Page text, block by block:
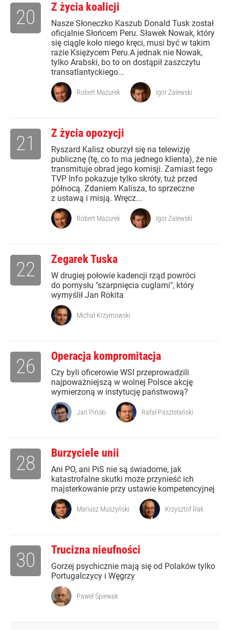
Z życia koalicji
Nasze Słoneczko Kaszub Donald Tusk został
oficjalnie Słońcem Peru. Sławek Nowak, który
się ciągle koło niego kręci, musi być w takim
razie Księżycem Peru.A jednak nie Nowak,
tylko Arabski, bo to on dostąpił zaszczytu
transatlantyckiego...
20
Robert Mazurek Igor Zalewski
Z życia opozycji
Ryszard Kalisz oburzył się na telewizję
publicznę (tę, co to ma jednego klienta), że nie
transmituje obrad jego komisji. Zamiast tego
TVP Info pokazuje tylko skróty, tuż przed
północą. Zdaniem Kalisza, to sprzeczne
z ustawą i misją. Wręcz...
21
Robert Mazurek Igor Zalewski
Zegarek Tuska
W drugiej połowie kadencji rząd powróci
do pomysłu "szarpnięcia cuglami", który
wymyślił Jan Rokita
22
Michał Krzymowski
Operacja kompromitacja
Czy byli oficerowie WSI przeprowadzili
najpoważniejszą w wolnej Polsce akcję
wymierzoną w instytucję państwową?
26
Jan Piński Rafał Pasztelański
Burzyciele unii
Ani PO, ani PiS nie są świadome, jak
katastrofalne skutki może przynieść ich
majsterkowanie przy ustawie kompetencyjnej
28
Mariusz Muszyński Krzysztof Rak
Trucizna nieufności
Gorzej psychicznie mają się od Polaków tylko
Portugalczycy i Węgrzy
30
Paweł Śpiewak